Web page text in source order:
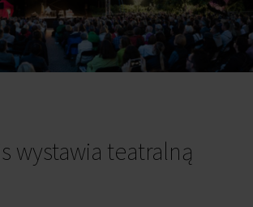
wystawia teatralną